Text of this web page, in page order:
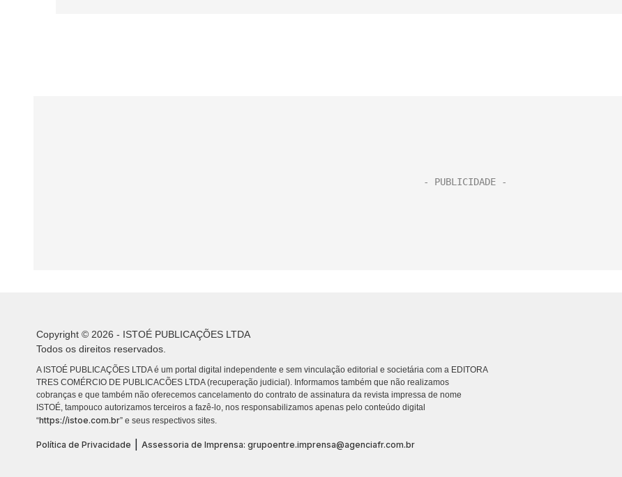
Copyright © 2026 - ISTOÉ PUBLICAÇÕES LTDA
Todos os direitos reservados.
A ISTOÉ PUBLICAÇÕES LTDA é um portal digital independente e sem vinculação editorial e societária com a EDITORA
TRES COMÉRCIO DE PUBLICACÕES LTDA (recuperação judicial). Informamos também que não realizamos
cobranças e que também não oferecemos cancelamento do contrato de assinatura da revista impressa de nome
ISTOÉ, tampouco autorizamos terceiros a fazê-lo, nos responsabilizamos apenas pelo conteúdo digital
“https://istoe.com.br” e seus respectivos sites.
Política de Privacidade Assessoria de Imprensa: grupoentre.imprensa@agenciafr.com.br